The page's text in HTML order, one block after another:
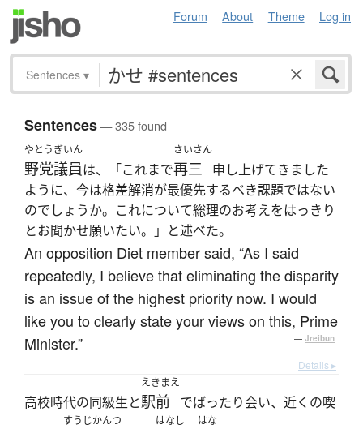
Forum About Theme Log in
Sentences ▾
Sentences— 335 found
やとう
野党
ぎいん
議員は、「これまで
さいさん
再三
申し上げてきました
ように、今は格差解消が最優先するべき課題ではない
のでしょうか。これについて総理のお考えをはっきり
とお聞かせ願いたい。」と述べた。
An opposition Diet member said, “As I said
repeatedly, I believe that eliminating the disparity
is an issue of the highest priority now. I would
like you to clearly state your views on this, Prime
Minister.”
— Jreibun
Details ▸
高校時代の同級生と
えきまえ
駅前 でばったり会い、近くの喫
すうじかんつ はなし はな